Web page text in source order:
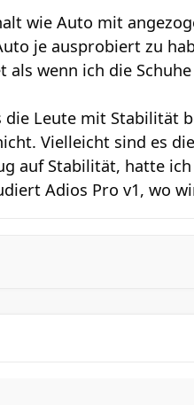
wie Auto mit
je ausprobiert zu
wenn ich die
Leute mit Stabilität
Vielleicht sind es
auf Stabilität, hatte
Adios Pro v1, wo